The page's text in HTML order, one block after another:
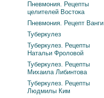
Пневмония. Рецепты
целителей Востока
Пневмония. Рецепт Ванги
Туберкулез
Туберкулез. Рецепты
Натальи Фроловой
Туберкулез. Рецепты
Михаила Либинтова
Туберкулез. Рецепты
Людмилы Ким